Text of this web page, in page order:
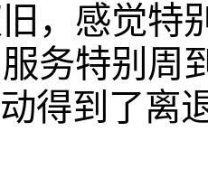
，感觉特
务特别周
得到了离